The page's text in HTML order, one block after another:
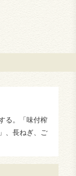
る。「味付榨
、長ねぎ、ご